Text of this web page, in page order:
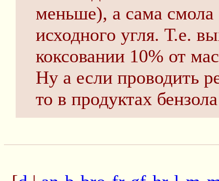
меньше), а сама смола
исходного угля. Т.е.
коксовании 10% от
Ну а если проводить
то в продуктах